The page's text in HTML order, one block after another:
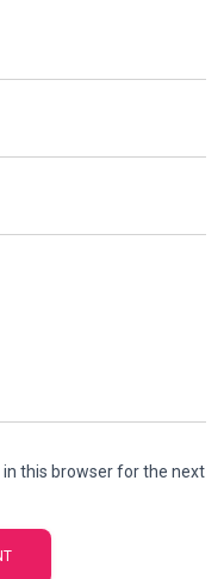
this browser for the next